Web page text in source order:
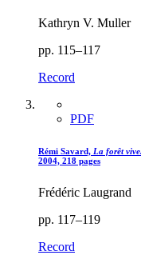
Kathryn V. Muller
pp. 115–117
Record
PDF
Rémi Savard, La forêt
2004, 218 pages
Frédéric Laugrand
pp. 117–119
Record